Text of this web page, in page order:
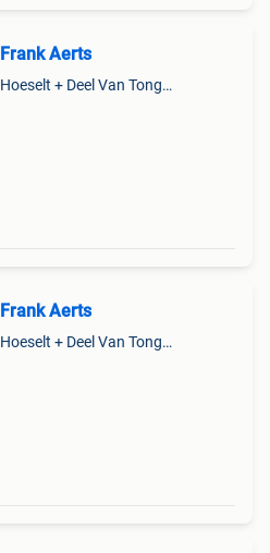
Frank Aerts
Hoeselt + Deel Van Tongeren
Frank Aerts
Hoeselt + Deel Van Tongeren